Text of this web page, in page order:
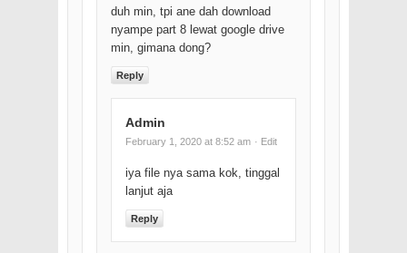
duh min, tpi ane dah download
nyampe part 8 lewat google drive
min, gimana dong?
Reply
Admin
February 1, 2020 at 8:52 am · Edit
iya file nya sama kok, tinggal
lanjut aja
Reply